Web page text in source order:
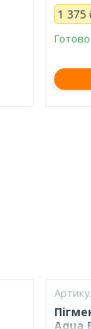
1 375
Aqua